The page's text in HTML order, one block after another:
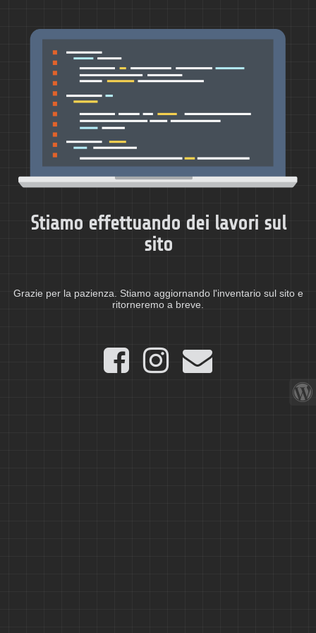
Stiamo effettuando dei lavori sul
sito
Grazie per la pazienza. Stiamo aggiornando l'inventario sul sito e
ritorneremo a breve.